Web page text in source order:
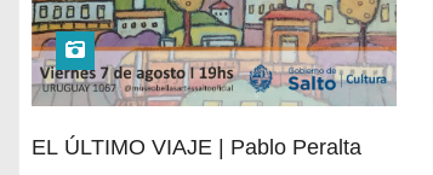
EL ÚLTIMO VIAJE | Pablo Peralta